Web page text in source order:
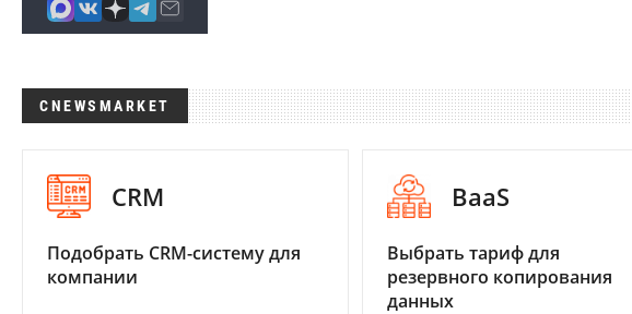
CNEWSMARKET
CRM
Подобрать CRM-систему для
компании
BaaS
Выбрать тариф для
резервного копирования
данных